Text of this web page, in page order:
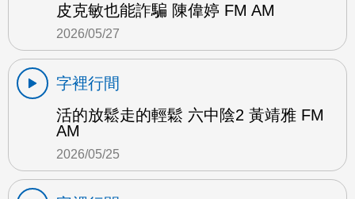
皮克敏也能詐騙 陳偉婷 FM AM
2026/05/27
字裡行間
活的放鬆走的輕鬆 六中陰2 黃靖雅 FM
AM
2026/05/25